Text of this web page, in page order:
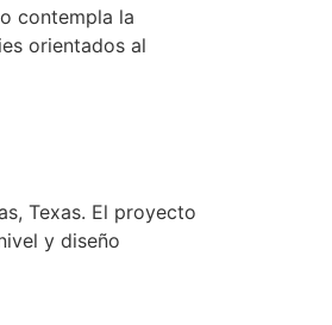
contempla la
orientados al
Texas. El proyecto
y diseño